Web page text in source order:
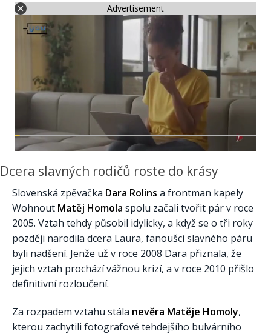
Advertisement
Dcera slavných rodičů roste do krásy
Slovenská zpěvačka Dara Rolins a frontman kapely
Wohnout Matěj Homola spolu začali tvořit pár v roce
2005. Vztah tehdy působil idylicky, a když se o tři roky
později narodila dcera Laura, fanoušci slavného páru
byli nadšení. Jenže už v roce 2008 Dara přiznala, že
jejich vztah prochází vážnou krizí, a v roce 2010 přišlo
definitivní rozloučení.
Za rozpadem vztahu stála nevěra Matěje Homoly,
kterou zachytili fotografové tehdejšího bulvárního